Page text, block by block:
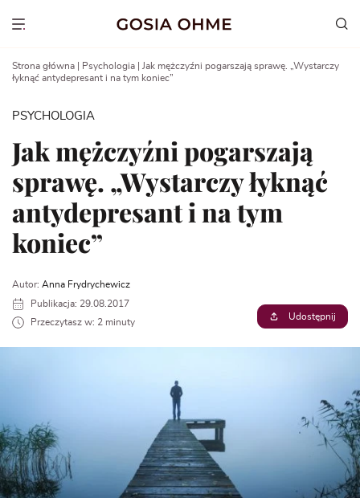
Show menu
Strona główna Psychologia
Jak mężczyźni pogarszają sprawę. „Wystarczy
łyknąć antydepresant i na tym koniec”
PSYCHOLOGIA
Jak mężczyźni pogarszają
sprawę. „Wystarczy łyknąć
antydepresant i na tym
koniec”
Autor: Anna Frydrychewicz
Publikacja: 29.08.2017
Przeczytasz w: 2 minuty
Udostępnij